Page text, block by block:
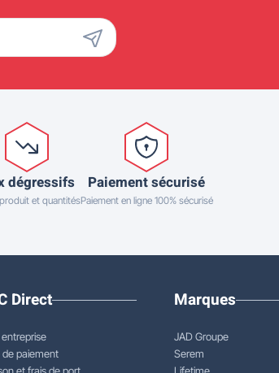
dégressifs
et quantités
Paiement sécurisé
Paiement en ligne 100% sécurisé
Direct
de paiement
Marques
JAD Groupe
Serem